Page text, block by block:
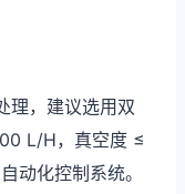
理，建议选用双
L/H，真空度 ≤
动化控制系统。